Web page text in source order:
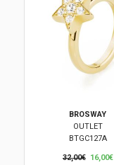
Kontakt
Loyalty Club
Brendovi
BROSWAY
OUTLET
BTGC127A
32,00€ 16,00€